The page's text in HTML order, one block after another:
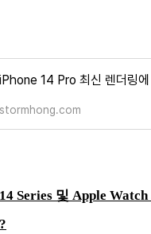
stormhong.com
Series 및 Apple Watch